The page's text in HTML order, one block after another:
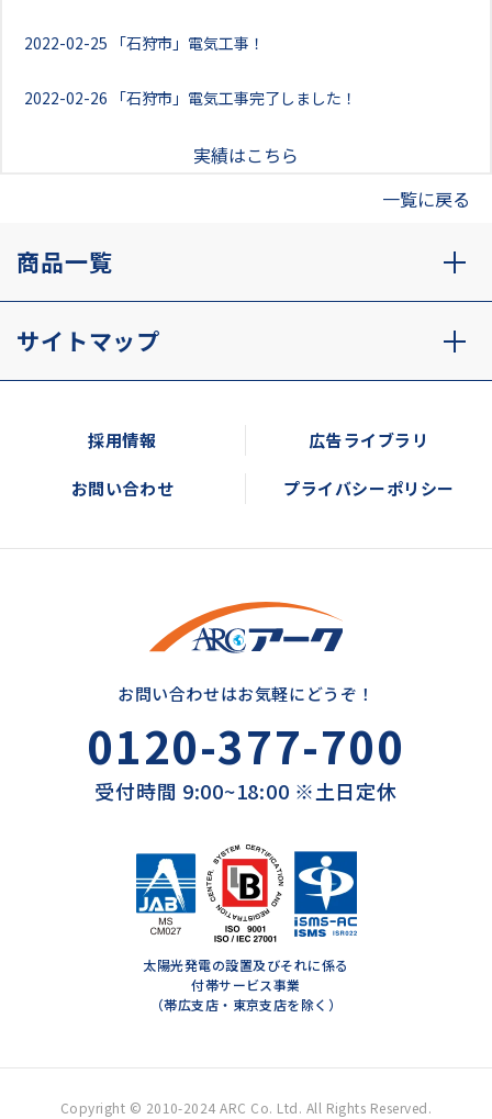
2022-02-25 「石狩市」電気工事！
2022-02-26 「石狩市」電気工事完了しました！
実績はこちら
一覧に戻る
商品一覧
サイトマップ
採用情報 広告ライブラリ
お問い合わせ プライバシーポリシー
お問い合わせはお気軽にどうぞ！
0120-377-700
受付時間 9:00~18:00 ※土日定休
太陽光発電の設置及びそれに係る
付帯サービス事業
（帯広支店・東京支店を除く）
Copyright © 2010-2024 ARC Co. Ltd. All Rights Reserved.